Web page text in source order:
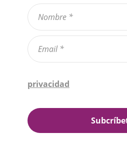
privacidad